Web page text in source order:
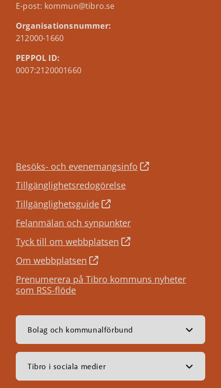
E-post: kommun@tibro.se
Organisationsnummer:
212000-1660
PEPPOL ID:
0007:2120001660
Besöks- och evenemangsinfo
Tillgänglighetsredogörelse
Tillgänglighetsguide
Felanmälan och synpunkter
Tyck till om webbplatsen
Om webbplatsen
Prenumerera på Tibro kommuns nyheter
som RSS-flöde
Bolag och kommunalförbund
Tibro i sociala medier